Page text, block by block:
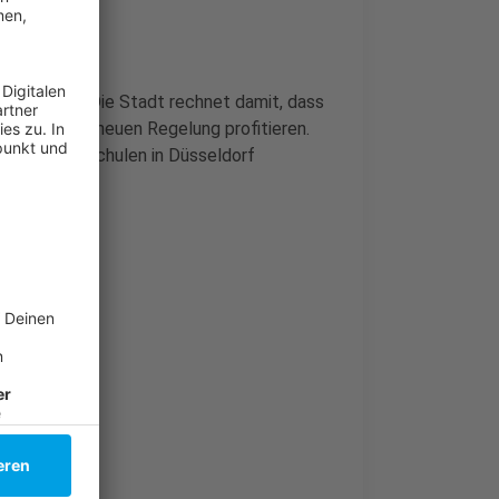
Die Stadt rechnet damit, dass
von der neuen Regelung profitieren.
94 Grundschulen in Düsseldorf